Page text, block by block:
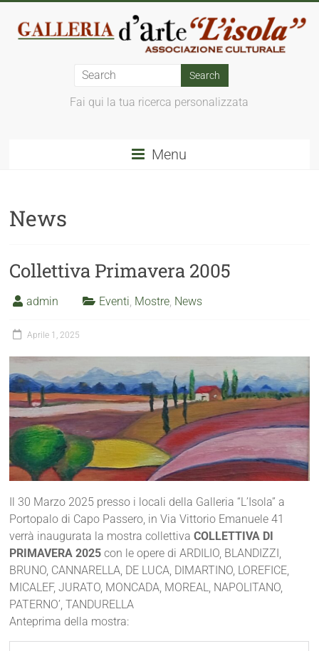
Fai qui la tua ricerca personalizzata
Menu
News
Collettiva Primavera 2005
admin Eventi Mostre News
Aprile 1, 2025
Il 30 Marzo 2025 presso i locali della Galleria “L’Isola” a
Portopalo di Capo Passero, in Via Vittorio Emanuele 41
verrà inaugurata la mostra collettivaCOLLETTIVA DI
PRIMAVERA 2025 con le opere di ARDILIO, BLANDIZZI,
BRUNO, CANNARELLA, DE LUCA, DIMARTINO, LOREFICE,
MICALEF, JURATO, MONCADA, MOREAL, NAPOLITANO,
PATERNO’, TANDURELLA
Anteprima della mostra: